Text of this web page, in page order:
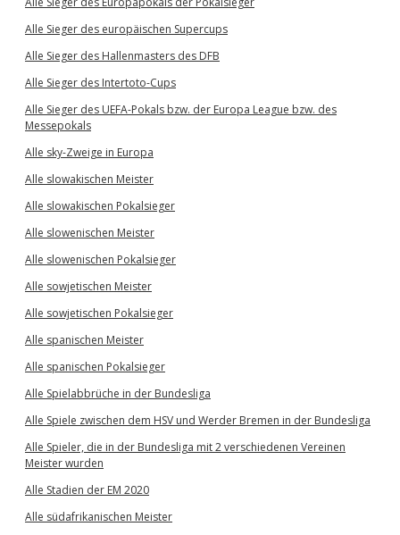
Alle Sieger des europäischen Supercups
Alle Sieger des Hallenmasters des DFB
Alle Sieger des Intertoto-Cups
Alle Sieger des UEFA-Pokals bzw. der Europa League bzw. des
Messepokals
Alle sky-Zweige in Europa
Alle slowakischen Meister
Alle slowakischen Pokalsieger
Alle slowenischen Meister
Alle slowenischen Pokalsieger
Alle sowjetischen Meister
Alle sowjetischen Pokalsieger
Alle spanischen Meister
Alle spanischen Pokalsieger
Alle Spielabbrüche in der Bundesliga
Alle Spiele zwischen dem HSV und Werder Bremen in der Bundesliga
Alle Spieler, die in der Bundesliga mit 2 verschiedenen Vereinen
Meister wurden
Alle Stadien der EM 2020
Alle südafrikanischen Meister